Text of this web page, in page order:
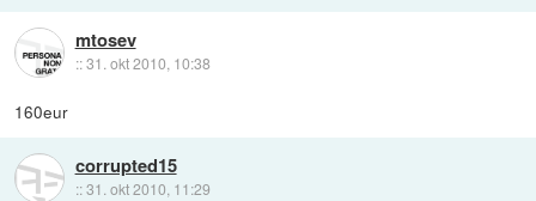
mtosev
::31. okt 2010, 10:38
160eur
corrupted15
::31. okt 2010, 11:29